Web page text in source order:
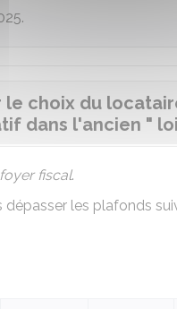
choix du
dans l'ancien "
foyer fiscal.
dépasser les plafonds